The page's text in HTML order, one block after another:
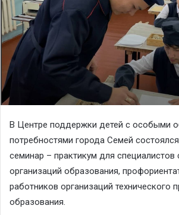
В Центре поддержки детей с особыми
потребностями города Семей
семинар – практикум для специалистов
организаций образования,
работников организаций технического
образования.